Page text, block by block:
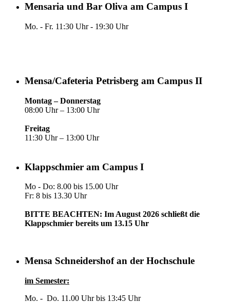
Mensaria und Bar Oliva am Campus I
Mo. - Fr. 11:30 Uhr - 19:30 Uhr
Mensa/Cafeteria Petrisberg am Campus II
Montag – Donnerstag
08:00 Uhr – 13:00 Uhr
Freitag
11:30 Uhr – 13:00 Uhr
Klappschmier am Campus I
Mo - Do: 8.00 bis 15.00 Uhr
Fr: 8 bis 13.30 Uhr
BITTE BEACHTEN: Im August 2026 schließt die
Klappschmier bereits um 13.15 Uhr
Mensa Schneidershof an der Hochschule
im Semester:
Mo. - Do. 11.00 Uhr bis 13:45 Uhr